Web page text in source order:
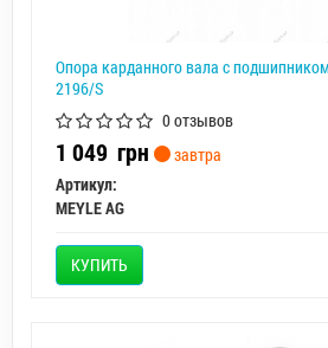
Опора карданного вала с
2196/S
0 отзывов
1 049 грн
завтра
Артикул:
MEYLE AG
КУПИТЬ